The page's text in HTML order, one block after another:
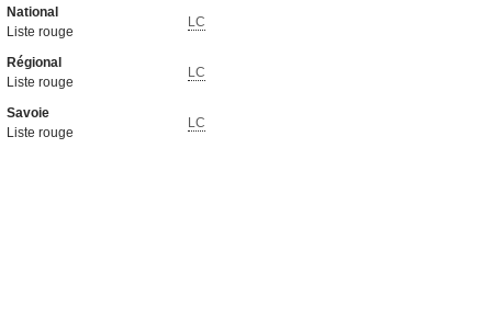
National
Liste rouge
LC
Régional
Liste rouge
LC
Savoie
Liste rouge
LC